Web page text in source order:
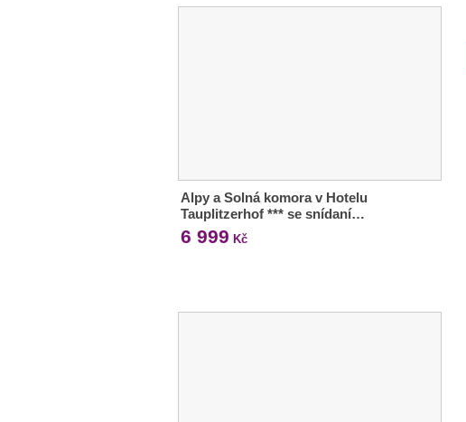
Alpy a Solná komora v Hotelu
Tauplitzerhof *** se snídaní…
6 999 Kč